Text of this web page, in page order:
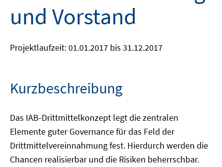
und Vorstand
Projektlaufzeit: 01.01.2017 bis 31.12.2017
Kurzbeschreibung
Das IAB-Drittmittelkonzept legt die zentralen
Elemente guter Governance für das Feld der
Drittmittelvereinnahmung fest. Hierdurch werden die
Chancen realisierbar und die Risiken beherrschbar.